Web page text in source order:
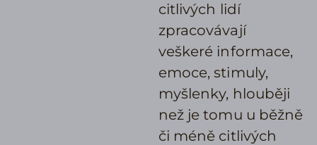
citlivých lidí
zpracovávají
veškeré informace,
emoce, stimuly,
myšlenky, hlouběji
než je tomu u běžně
či méně citlivých